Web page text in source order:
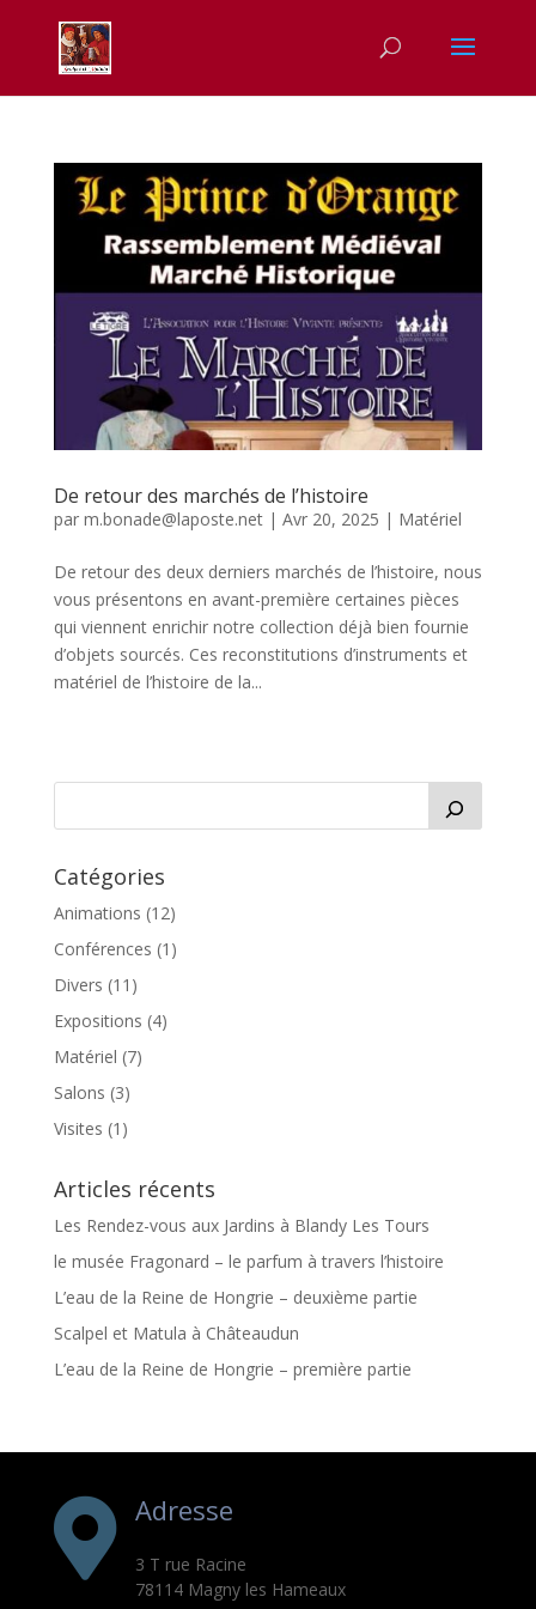
De retour des marchés de l’histoire
par m.bonade@laposte.net| Avr 20, 2025 | Matériel
De retour des deux derniers marchés de l’histoire, nous
vous présentons en avant-première certaines pièces
qui viennent enrichir notre collection déjà bien fournie
d’objets sourcés. Ces reconstitutions d’instruments et
matériel de l’histoire de la...
Catégories
Animations (12)
Conférences (1)
Divers (11)
Expositions (4)
Matériel (7)
Salons (3)
Visites (1)
Articles récents
Les Rendez-vous aux Jardins à Blandy Les Tours
le musée Fragonard – le parfum à travers l’histoire
L’eau de la Reine de Hongrie – deuxième partie
Scalpel et Matula à Châteaudun
L’eau de la Reine de Hongrie – première partie
 Adresse
3 T rue Racine
78114 Magny les Hameaux